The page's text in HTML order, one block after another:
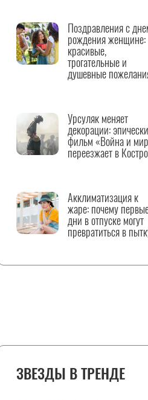
Поздравления с
рождения женщине:
красивые,
трогательные и
душевные
Урсуляк меняет
декорации:
фильм «Война и
переезжает в
Акклиматизация к
жаре: почему
дни в отпуске могут
превратиться в
ЗВЕЗДЫ В ТРЕНДЕ